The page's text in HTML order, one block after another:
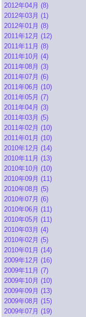
2012年04月 (8)
2012年03月 (1)
2012年01月 (8)
2011年12月 (12)
2011年11月 (8)
2011年10月 (4)
2011年08月 (3)
2011年07月 (6)
2011年06月 (10)
2011年05月 (7)
2011年04月 (3)
2011年03月 (5)
2011年02月 (10)
2011年01月 (10)
2010年12月 (14)
2010年11月 (13)
2010年10月 (10)
2010年09月 (11)
2010年08月 (5)
2010年07月 (6)
2010年06月 (11)
2010年05月 (11)
2010年03月 (4)
2010年02月 (5)
2010年01月 (14)
2009年12月 (16)
2009年11月 (7)
2009年10月 (10)
2009年09月 (13)
2009年08月 (15)
2009年07月 (19)